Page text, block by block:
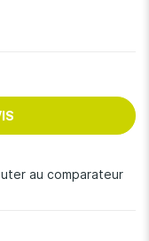
au comparateur